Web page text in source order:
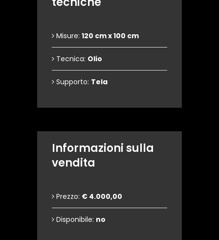
Misure: 120 cm x 100 cm
Tecnica: Olio
Supporto: Tela
Informazioni sulla
vendita
Prezzo: € 4.000,00
Disponibile: no